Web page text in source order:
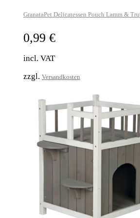
GranataPet Delicatessen Pouch Lamm &
0,99 €
incl. VAT
zzgl. Versandkosten